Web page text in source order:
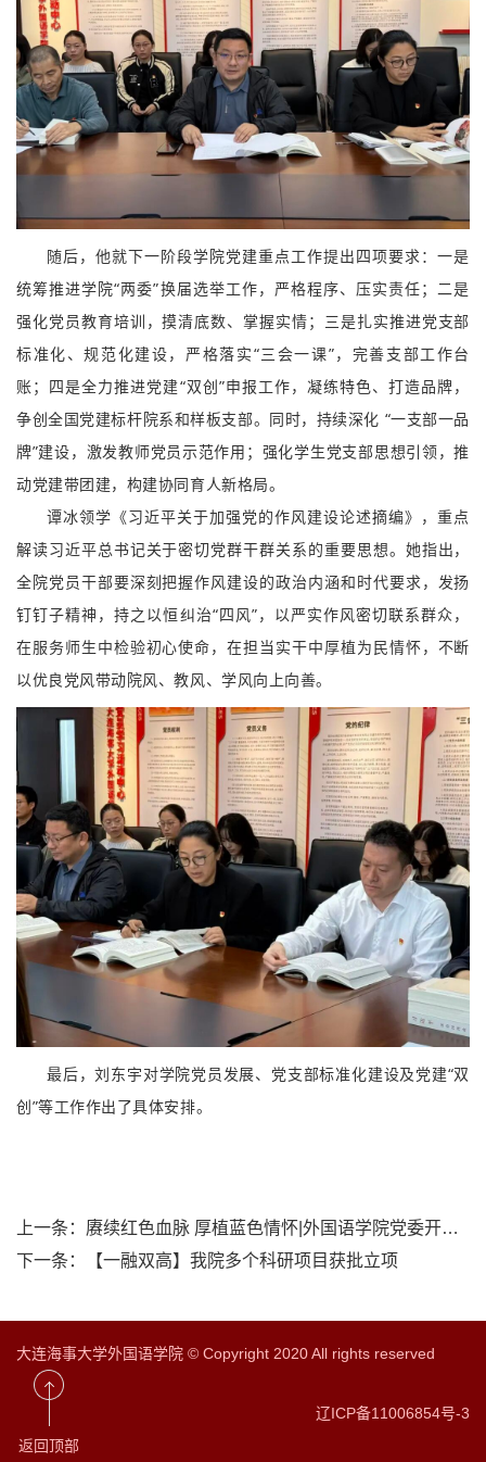
随后，他就下一阶段学院党建重点工作提出四项要求：一是
统筹推进学院“两委”换届选举工作，严格程序、压实责任；二是
强化党员教育培训，摸清底数、掌握实情；三是扎实推进党支部
标准化、规范化建设，严格落实“三会一课”，完善支部工作台
账；四是全力推进党建“双创”申报工作，凝练特色、打造品牌，
争创全国党建标杆院系和样板支部。同时，持续深化 “一支部一品
牌”建设，激发教师党员示范作用；强化学生党支部思想引领，推
动党建带团建，构建协同育人新格局。
谭冰领学《习近平关于加强党的作风建设论述摘编》，重点
解读习近平总书记关于密切党群干群关系的重要思想。她指出，
全院党员干部要深刻把握作风建设的政治内涵和时代要求，发扬
钉钉子精神，持之以恒纠治“四风”，以严实作风密切联系群众，
在服务师生中检验初心使命，在担当实干中厚植为民情怀，不断
以优良党风带动院风、教风、学风向上向善。
最后，刘东宇对学院党员发展、党支部标准化建设及党建“双
创”等工作作出了具体安排。
上一条： 赓续红色血脉 厚植蓝色情怀|外国语学院党委开展“老兵您好”慰问活动
下一条：
【一融双高】我院多个科研项目获批立项
大连海事大学外国语学院 © Copyright 2020 All rights reserved
返回顶部
辽ICP备11006854号-3